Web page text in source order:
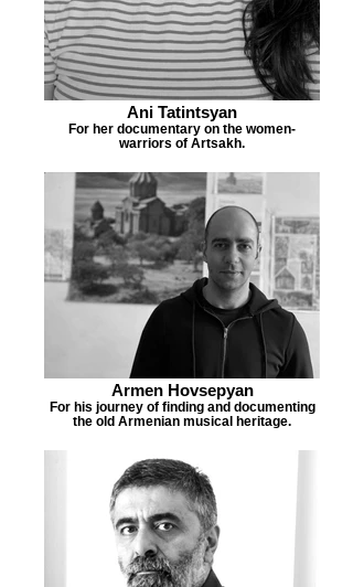
Ani Tatintsyan
For her documentary on the women-
warriors of Artsakh.
Armen Hovsepyan
For his journey of finding and documenting
the old Armenian musical heritage.